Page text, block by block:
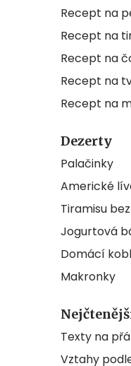
Recept na
Recept na
Recept na
Recept na
Recept na
Dezerty
Palačinky
Americké
Tiramisu
Jogurtová
Domácí
Makronky
Texty na
Vztahy